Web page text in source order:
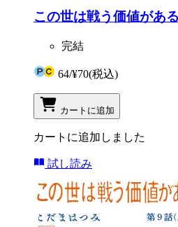
この世は戦う価値があ
完結
64/¥70(税込)
カートに追加
カートに追加しました
試し読み